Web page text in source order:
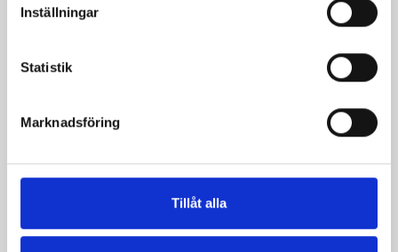
Inställningar
Statistik
Marknadsföring
Tillåt alla
Läcker sås till fisk eller
Krämig pasta med lax